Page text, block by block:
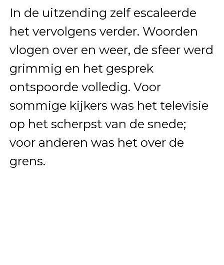
In de uitzending zelf escaleerde
het vervolgens verder. Woorden
vlogen over en weer, de sfeer werd
grimmig en het gesprek
ontspoorde volledig. Voor
sommige kijkers was het televisie
op het scherpst van de snede;
voor anderen was het over de
grens.